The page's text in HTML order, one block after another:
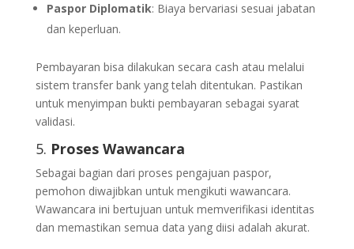
Paspor Diplomatik: Biaya bervariasi sesuai jabatan
dan keperluan.
Pembayaran bisa dilakukan secara cash atau melalui
sistem transfer bank yang telah ditentukan. Pastikan
untuk menyimpan bukti pembayaran sebagai syarat
validasi.
5. Proses Wawancara
Sebagai bagian dari proses pengajuan paspor,
pemohon diwajibkan untuk mengikuti wawancara.
Wawancara ini bertujuan untuk memverifikasi identitas
dan memastikan semua data yang diisi adalah akurat.